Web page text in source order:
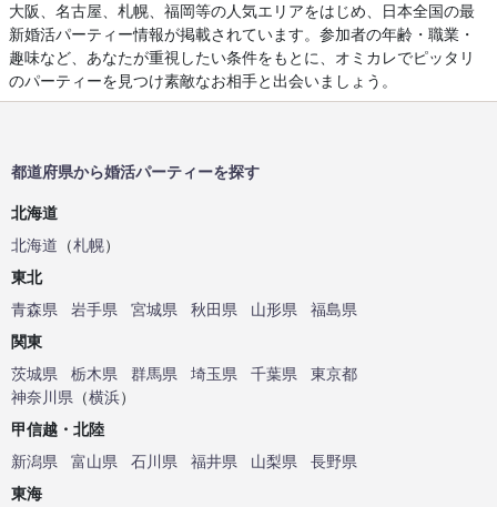
大阪、名古屋、札幌、福岡等の人気エリアをはじめ、日本全国の最
新婚活パーティー情報が掲載されています。参加者の年齢・職業・
趣味など、あなたが重視したい条件をもとに、オミカレでピッタリ
のパーティーを見つけ素敵なお相手と出会いましょう。
都道府県から婚活パーティーを探す
北海道
北海道 （札幌）
東北
青森県
岩手県 宮城県 秋田県 山形県
福島県
関東
茨城県
栃木県 群馬県 埼玉県 千葉県
東京都
神奈川県 （横浜）
甲信越・北陸
新潟県
富山県 石川県 福井県 山梨県
長野県
東海